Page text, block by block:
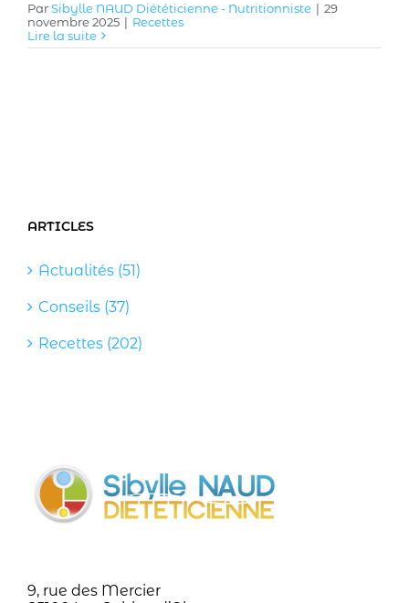
ParSibylle NAUD Diététicienne - Nutritionniste | 29
novembre 2025 | Recettes
Lire la suite
ARTICLES
Actualités (51)
Conseils (37)
Recettes (202)
9, rue des Mercier